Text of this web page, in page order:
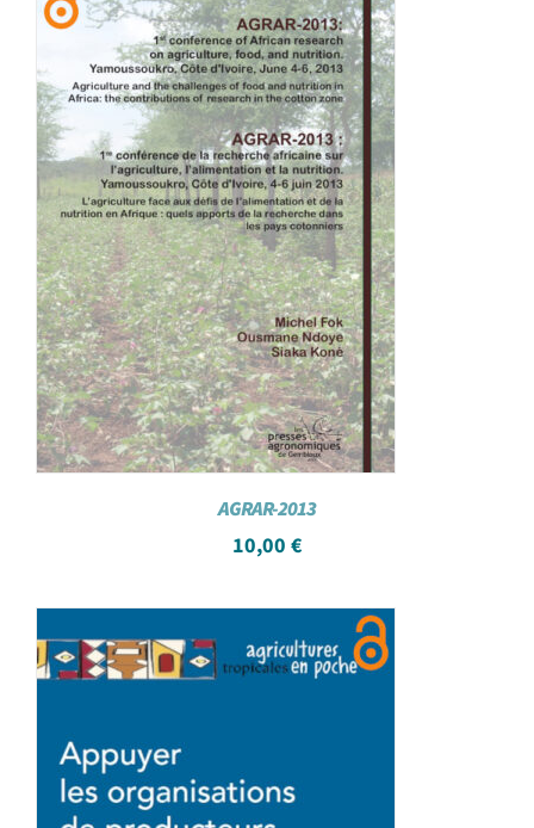
Achat en ligne
Panier WooCommerce
AGRAR-2013
10,00 €